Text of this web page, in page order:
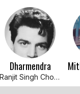
Dharmendra
Ranjit Singh Choudhary